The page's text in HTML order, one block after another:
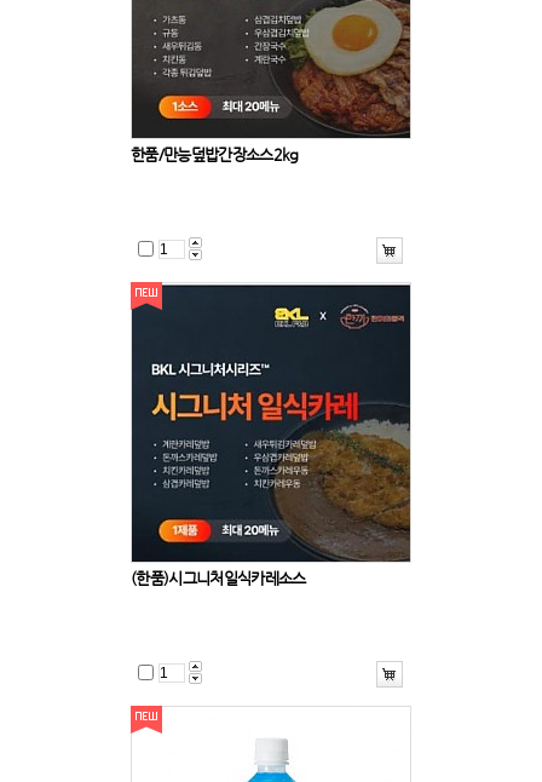
한품/만능덮밥간장소스2kg
(한품)시그니처일식카레소스